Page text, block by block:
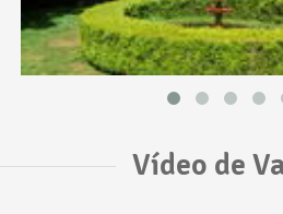
Vídeo de